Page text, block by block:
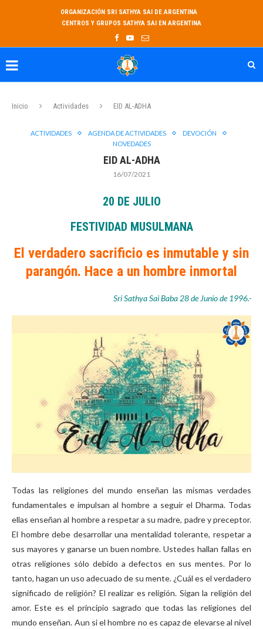
ORGANIZACIÓN SRI SATHYA SAI DE ARGENTINA
CENTROS Y GRUPOS SATHYA SAI EN ARGENTINA
Inicio Actividades EID AL-ADHA
ACTIVIDADES AGENDA DE ACTIVIDADES
DEVOCIÓN
NOVEDADES
EID AL-ADHA
16/07/2021
20 DE JULIO
FESTIVIDAD MUSULMANA
El verdadero sacrificio es inmutable y sin
parangón. Hace a un hombre inmortal
Sri Sathya Sai Baba 28 de Junio de 1996.-
Todas las religiones del mundo enseñan las mismas verdades
fundamentales e impulsan al hombre a seguir el Dharma. Todas
ellas enseñan al hombre a respetar a su madre, padre y preceptor.
El hombre debe desarrollar una mentalidad tolerante, respetar a
sus mayores y ganarse un buen nombre. Ustedes hallan fallas en
otras religiones sólo debido a defectos en sus mentes. Por lo
tanto, hagan un uso adecuado de su mente. ¿Cuál es el verdadero
significado de religión? El realizar es religión. Sigan la religión del
amor. Este es el principio sagrado que todas las religiones del
mundo enseñan. Aun si el hombre no es capaz de elevarse al nivel